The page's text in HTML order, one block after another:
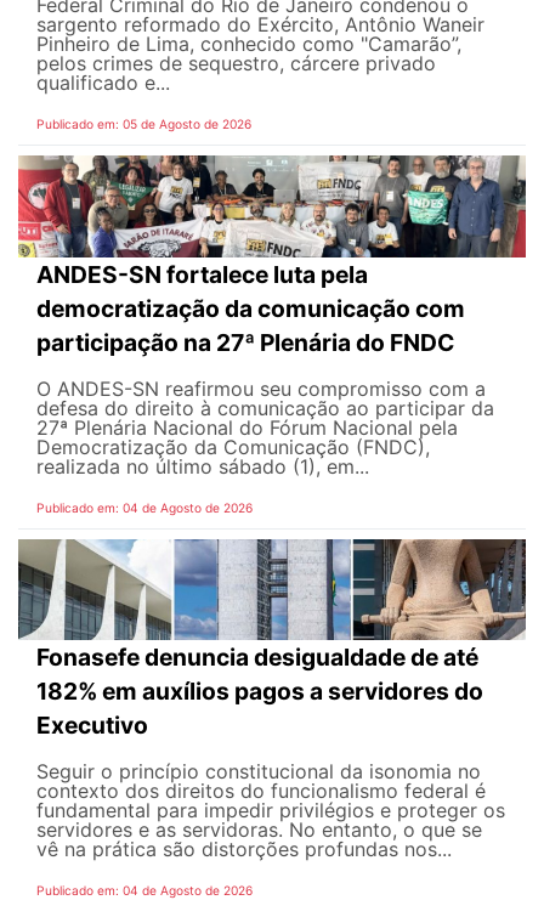
Federal Criminal do Rio de Janeiro condenou o
sargento reformado do Exército, Antônio Waneir
Pinheiro de Lima, conhecido como "Camarão”,
pelos crimes de sequestro, cárcere privado
qualificado e...
Publicado em: 05 de Agosto de 2026
ANDES-SN fortalece luta pela
democratização da comunicação com
participação na 27ª Plenária do FNDC
O ANDES-SN reafirmou seu compromisso com a
defesa do direito à comunicação ao participar da
27ª Plenária Nacional do Fórum Nacional pela
Democratização da Comunicação (FNDC),
realizada no último sábado (1), em...
Publicado em: 04 de Agosto de 2026
Fonasefe denuncia desigualdade de até
182% em auxílios pagos a servidores do
Executivo
Seguir o princípio constitucional da isonomia no
contexto dos direitos do funcionalismo federal é
fundamental para impedir privilégios e proteger os
servidores e as servidoras. No entanto, o que se
vê na prática são distorções profundas nos...
Publicado em: 04 de Agosto de 2026